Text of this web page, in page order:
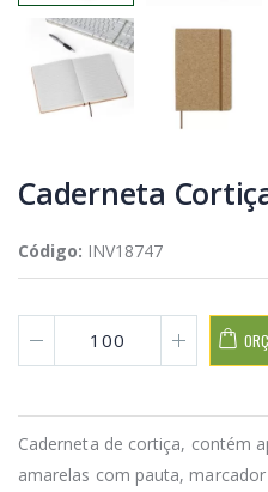
Caderneta
Código: INV18747
Caderneta de cortiça, contém
amarelas com pauta,